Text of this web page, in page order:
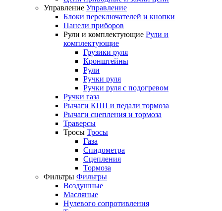
Управление Управление
Блоки переключателей и кнопки
Панели приборов
Рули и комплектующие Рули и
комплектующие
Грузики руля
Кронштейны
Рули
Ручки руля
Ручки руля с подогревом
Ручки газа
Рычаги КПП и педали тормоза
Рычаги сцепления и тормоза
Траверсы
Тросы Тросы
Газа
Спидометра
Сцепления
Тормоза
Фильтры Фильтры
Воздушные
Масляные
Нулевого сопротивления